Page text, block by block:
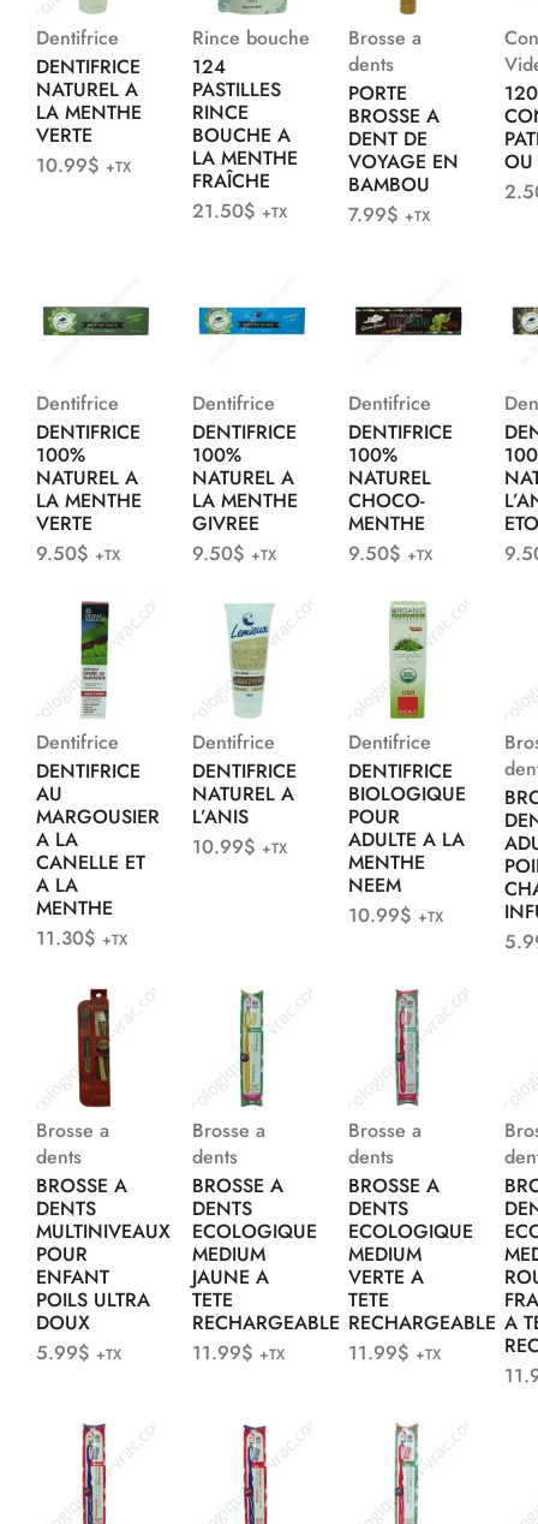
Dentifrice
DENTIFRICE
NATUREL A
LA MENTHE
VERTE
10.99$ +TX
Rince bouche
124
PASTILLES
RINCE
BOUCHE A
LA MENTHE
FRAÎCHE
21.50$ +TX
Brosse a
dents
PORTE
BROSSE A
DENT DE
VOYAGE EN
BAMBOU
7.99$ +TX
OU
Dentifrice
DENTIFRICE
100%
NATUREL A
LA MENTHE
VERTE
9.50$ +TX
Dentifrice
DENTIFRICE
100%
NATUREL A
LA MENTHE
GIVREE
9.50$ +TX
Dentifrice
DENTIFRICE
100%
NATUREL
CHOCO-
MENTHE
9.50$ +TX
Dentifrice
DENTIFRICE
AU
MARGOUSIER
A LA
CANELLE ET
A LA
MENTHE
11.30$ +TX
Dentifrice
DENTIFRICE
NATUREL A
L’ANIS
10.99$ +TX
Dentifrice
DENTIFRICE
BIOLOGIQUE
POUR
ADULTE A LA
MENTHE
NEEM
10.99$ +TX
Brosse a
dents
BROSSE A
DENTS
MULTINIVEAUX
POUR
ENFANT
POILS ULTRA
DOUX
5.99$ +TX
Brosse a
dents
BROSSE A
DENTS
ECOLOGIQUE
MEDIUM
JAUNE A
TETE
RECHARGEABLE
11.99$ +TX
Brosse a
dents
BROSSE A
DENTS
ECOLOGIQUE
MEDIUM
VERTE A
TETE
RECHARGEABLE
11.99$ +TX
A